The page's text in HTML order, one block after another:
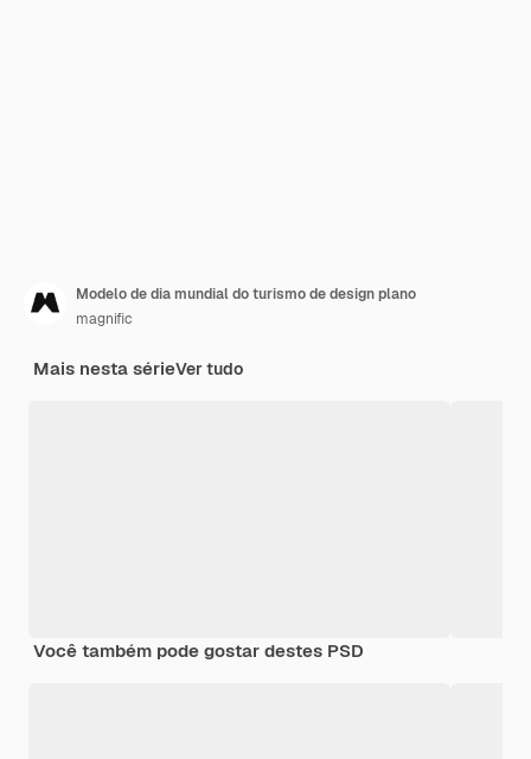
Modelo de dia mundial do turismo de design plano
magnific
Mais nesta sérieVer tudo
Você também pode gostar destes PSD